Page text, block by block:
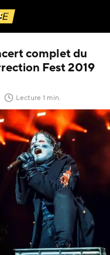
complet du
Fest 2019
le )
Lecture 1 min.